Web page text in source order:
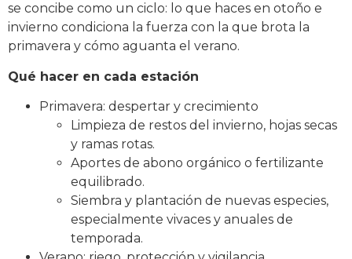
se concibe como un ciclo: lo que haces en otoño e
invierno condiciona la fuerza con la que brota la
primavera y cómo aguanta el verano.
Qué hacer en cada estación
Primavera: despertar y crecimiento
Limpieza de restos del invierno, hojas secas
y ramas rotas.
Aportes de abono orgánico o fertilizante
equilibrado.
Siembra y plantación de nuevas especies,
especialmente vivaces y anuales de
temporada.